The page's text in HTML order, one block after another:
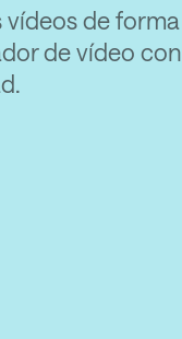
vídeos de forma
de vídeo con